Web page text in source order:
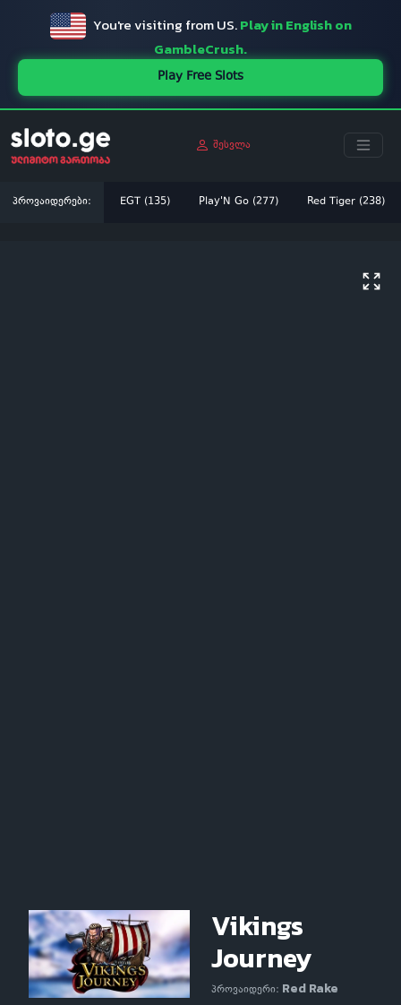
You're visiting from US.Play in English on
GambleCrush.
Play Free Slots
შესვლა
პროვაიდერები: EGT (135) Play'N Go (277) Red Tiger (238)
Vikings
Journey
პროვაიდერი: Red Rake